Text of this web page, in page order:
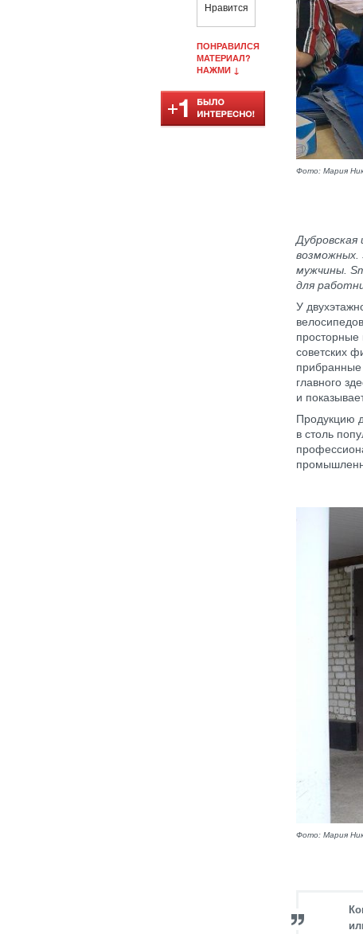
Нравится
ПОНРАВИЛСЯ
МАТЕРИАЛ?
НАЖМИ ↓
Фото: Мария
возможных.
мужчины.
для
У
просторные
советских
главного
и
Продукцию
в столь
Фото: Мария